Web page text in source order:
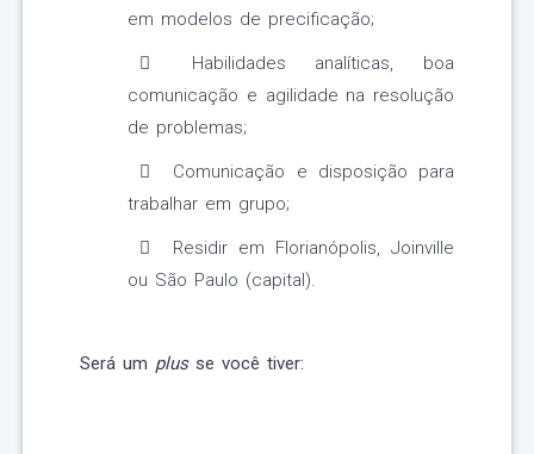
em modelos de precificação;
Habilidades analíticas, boa
comunicação e agilidade na resolução
de problemas;
Comunicação e disposição para
trabalhar em grupo;
Residir em Florianópolis, Joinville
ou São Paulo (capital).
Será um plus se você tiver: